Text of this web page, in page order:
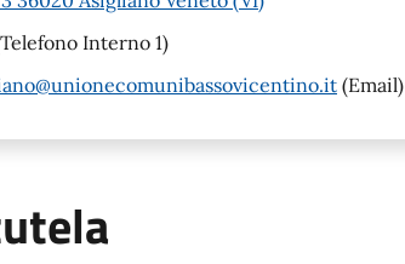
Interno 1)
(Email)